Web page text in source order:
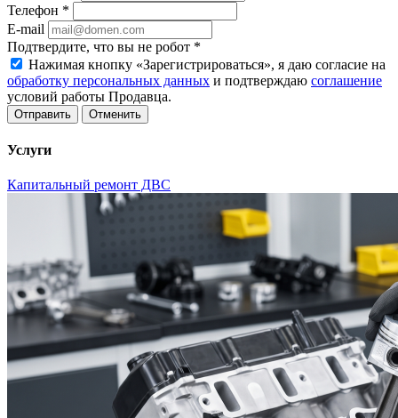
Телефон *
E-mail
Подтвердите, что вы не робот *
Нажимая кнопку «Зарегистрироваться», я даю согласие на
обработку персональных данных и подтверждаю соглашение
условий работы Продавца.
Отменить
Услуги
Капитальный ремонт ДВС